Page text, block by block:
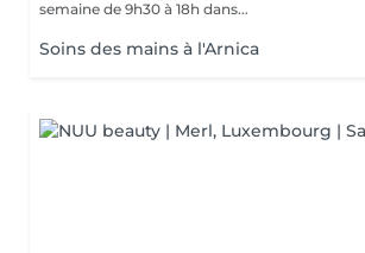
semaine de 9h30 à 18h dans...
Soins des mains à l'Arnica